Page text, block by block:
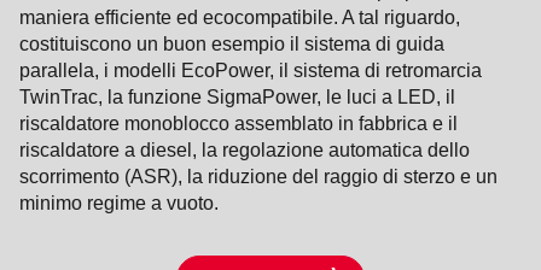
maniera efficiente ed ecocompatibile. A tal riguardo,
costituiscono un buon esempio il sistema di guida
parallela, i modelli EcoPower, il sistema di retromarcia
TwinTrac, la funzione SigmaPower, le luci a LED, il
riscaldatore monoblocco assemblato in fabbrica e il
riscaldatore a diesel, la regolazione automatica dello
scorrimento (ASR), la riduzione del raggio di sterzo e un
minimo regime a vuoto.